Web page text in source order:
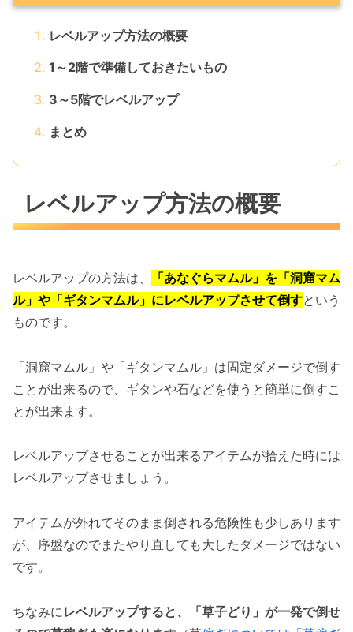
レベルアップ方法の概要
1～2階で準備しておきたいもの
3～5階でレベルアップ
まとめ
レベルアップ方法の概要
レベルアップの方法は、
「あなぐらマムル」を「洞窟マム
ル」や「ギタンマムル」にレベルアップさせて倒すという
ものです。
「洞窟マムル」や「ギタンマムル」は固定ダメージで倒す
ことが出来るので、ギタンや石などを使うと簡単に倒すこ
とが出来ます。
レベルアップさせることが出来るアイテムが拾えた時には
レベルアップさせましょう。
アイテムが外れてそのまま倒される危険性も少しあります
が、序盤なのでまたやり直しても大したダメージではない
です。
ちなみに レベルアップすると、「草子どり」が一発で倒せ